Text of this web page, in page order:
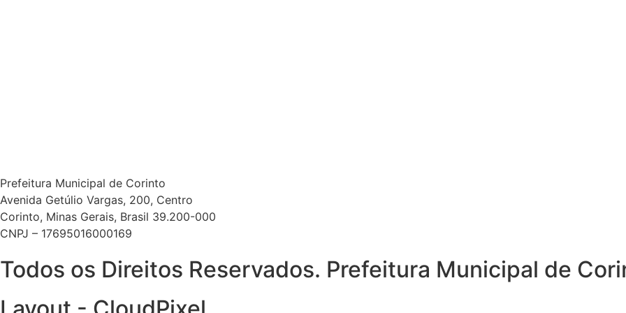
Prefeitura Municipal de Corinto
Avenida Getúlio Vargas, 200, Centro
Corinto, Minas Gerais, Brasil 39.200-000
CNPJ – 17695016000169
Todos os Direitos Reservados. Prefeitura Municipal de